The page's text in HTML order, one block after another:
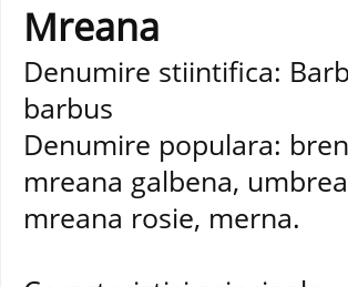
Mreana
Denumire stiintifica:
barbus
Denumire populara:
mreana galbena,
mreana rosie, merna.